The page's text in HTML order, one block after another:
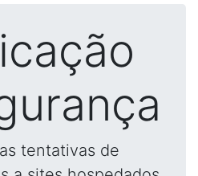
tentativas de